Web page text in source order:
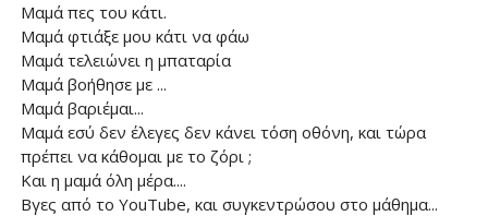
Μαμά πες του κάτι.
Μαμά φτιάξε μου κάτι να φάω
Μαμά τελειώνει η μπαταρία
Μαμά βοήθησε με ...
Μαμά βαριέμαι...
Μαμά εσύ δεν έλεγες δεν κάνει τόση οθόνη, και τώρα
πρέπει να κάθομαι με το ζόρι ;
Και η μαμά όλη μέρα....
Βγες από το YouTube, και συγκεντρώσου στο μάθημα...